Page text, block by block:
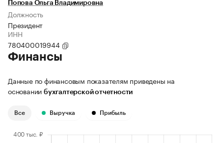
Попова Ольга Владимировна
Должность
Президент
ИНН
780400019944
Финансы
Данные по финансовым показателям приведены на
основании бухгалтерской отчетности
Все Выручка Прибыль